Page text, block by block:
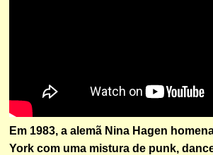
Em 1983, a alemã Nina Hagen
York com uma mistura de punk,